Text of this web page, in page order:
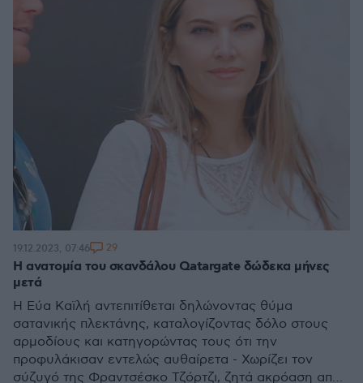
Η ανατομία του σκανδάλου Qatargate δώδεκα μήνες
μετά
Η Εύα Καϊλή αντεπιτίθεται δηλώνοντας θύμα
σατανικής πλεκτάνης, καταλογίζοντας δόλο στους
αρμοδίους και κατηγορώντας τους ότι την
προφυλάκισαν εντελώς αυθαίρετα - Χωρίζει τον
σύζυγό της Φραντσέσκο Τζόρτζι, ζητά ακρόαση από
19.12.2023, 07:46 29